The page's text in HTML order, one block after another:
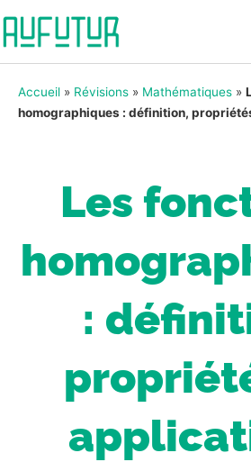
Accueil » Révisions » Mathématiques »
homographiques : définition,
Les
: